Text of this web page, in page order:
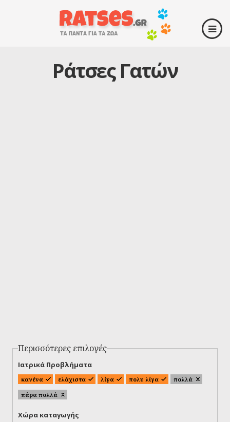
Ράτσες Γατών
Περισσότερες επιλογές
Ιατρικά Προβλήματα
κανένα ελάχιστα λίγα πολυ λίγα
πολλά
πάρα πολλά
Χώρα καταγωγής